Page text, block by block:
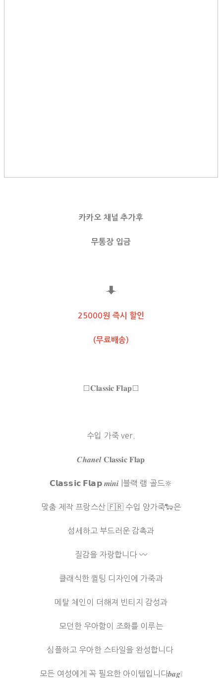
카카오 채널 추가후
무통장 입금
⬇
25000원 즉시 할인
(무료배송)
□𝐂𝐥𝐚𝐬𝐬𝐢𝐜 𝐅𝐥𝐚𝐩□
수입 가죽 ver.
𝑪𝒉𝒂𝒏𝒆𝒍 𝐂𝐥𝐚𝐬𝐬𝐢𝐜 𝐅𝐥𝐚𝐩
𝗖𝗹𝗮𝘀𝘀𝗶𝗰 𝗙𝗹𝗮𝗽 𝒎𝒊𝒏𝒊 |블랙 램 골드🔆
맞춤 제작 프랑스산 🇫🇷 수입 양가죽🐑은
섬세하고 부드러운 감촉과
질감을 자랑합니다 〰️
클래식한 퀼팅 디자인에 가죽과
메탈 체인이 더해져 빈티지 감성과
모던한 우아함이 조화를 이루는
심플하고 우아한 스타일을 완성합니다
모든 여성에게 꼭 필요한 아이템입니다𝒃𝒂𝒈❕